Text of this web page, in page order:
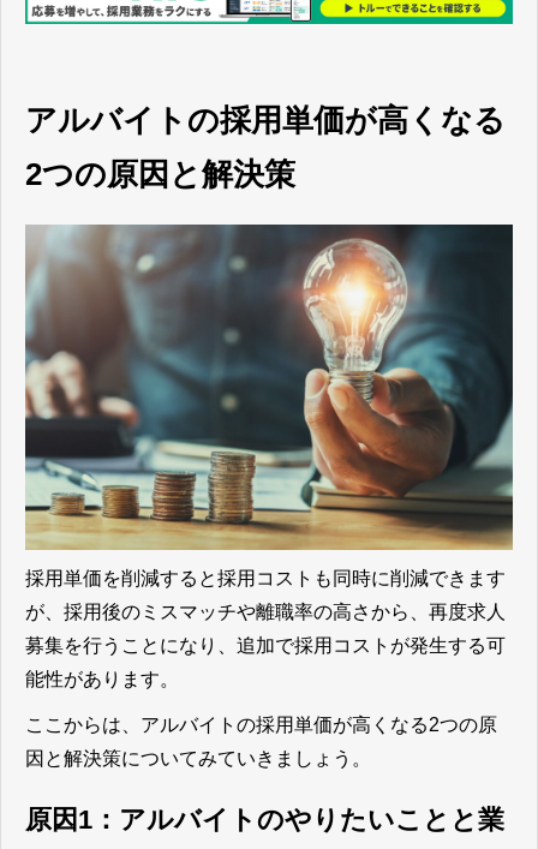
アルバイトの採用単価が高くなる
2つの原因と解決策
採用単価を削減すると採用コストも同時に削減できます
が、 採用後のミスマッチや離職率の高さから、再度求人
募集を行うことになり、追加で採用コストが発生する可
能性があります。
ここからは、アルバイトの採用単価が高くなる2つの原
因と解決策についてみていきましょう。
原因1：アルバイトのやりたいことと業